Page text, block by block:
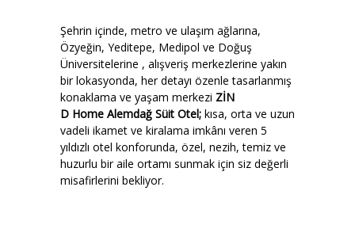
Şehrin içinde, metro ve ulaşım ağlarına,
Özyeğin, Yeditepe, Medipol ve Doğuş
Üniversitelerine , alışveriş merkezlerine yakın
bir lokasyonda, her detayı özenle tasarlanmış
konaklama ve yaşam merkezi ZİN
D Home Alemdağ Süit Otel; kısa, orta ve uzun
vadeli ikamet ve kiralama imkânı veren 5
yıldızlı otel konforunda, özel, nezih, temiz ve
huzurlu bir aile ortamı sunmak için siz değerli
misafirlerini bekliyor.